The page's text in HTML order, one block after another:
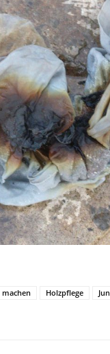
machen Holzpflege